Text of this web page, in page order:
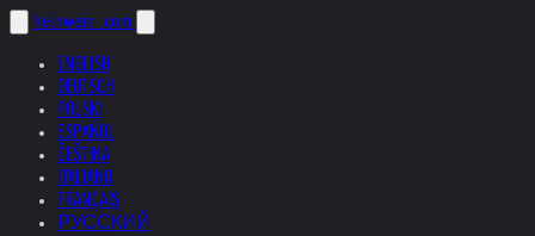
helnwein .com
ENGLISH
DEUTSCH
POLSKI
ESPAÑOL
ČEŠTINA
ITALIANO
FRANÇAIS
РУССКИЙ